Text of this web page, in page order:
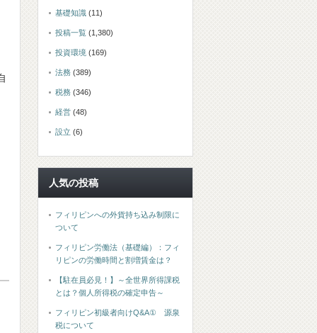
基礎知識 (11)
投稿一覧 (1,380)
投資環境 (169)
法務 (389)
税務 (346)
経営 (48)
設立 (6)
人気の投稿
フィリピンへの外貨持ち込み制限に
ついて
フィリピン労働法（基礎編）：フィ
リピンの労働時間と割増賃金は？
【駐在員必見！】～全世界所得課税
とは？個人所得税の確定申告～
フィリピン初級者向けQ&A① 源泉
税について